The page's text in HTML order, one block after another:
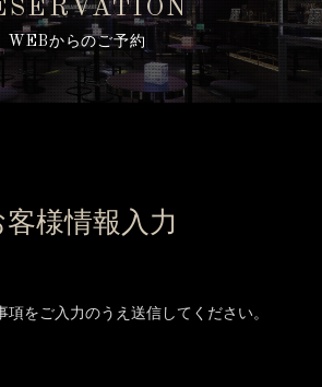
WEBからのご予約
客様情報入力
項をご入力のうえ送信してください。